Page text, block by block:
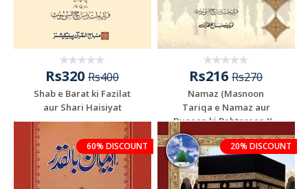
Rs320 Rs400
Shab e Barat ki Fazilat
aur Shari Haisiyat
Rs216 Rs270
Namaz (Masnoon
Tariqa e Namaz aur
Duaoon ki Behtareen K...
60% DISCOUNT 20% DISCOUNT